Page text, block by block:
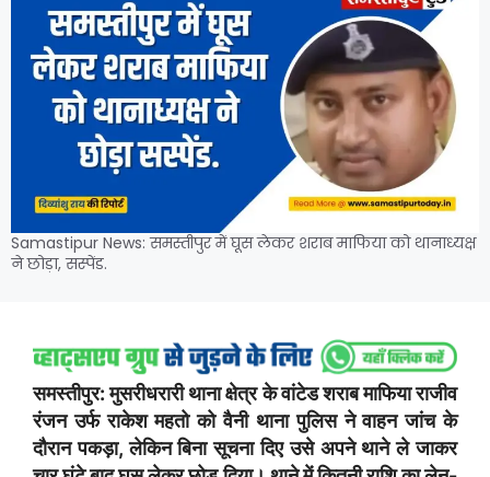
Samastipur News: समस्तीपुर में घूस लेकर शराब माफिया को थानाध्यक्ष
ने छोड़ा, सस्पेंड.
समस्तीपुर: मुसरीधरारी थाना क्षेत्र के वांटेड शराब माफिया राजीव
रंजन उर्फ राकेश महतो को वैनी थाना पुलिस ने वाहन जांच के
दौरान पकड़ा, लेकिन बिना सूचना दिए उसे अपने थाने ले जाकर